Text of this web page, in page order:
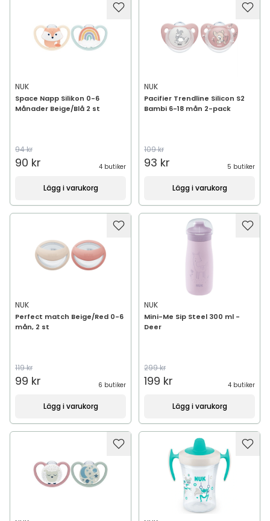
NUK
Space Napp Silikon 0-6
Månader Beige/Blå 2 st
94 kr
90 kr 4 butiker
Lägg i varukorg
NUK
Pacifier Trendline Silicon S2
Bambi 6-18 mån 2-pack
109 kr
93 kr 5 butiker
Lägg i varukorg
NUK
Perfect match Beige/Red 0-6
mån, 2 st
119 kr
99 kr 6 butiker
Lägg i varukorg
NUK
Mini-Me Sip Steel 300 ml -
Deer
299 kr
199 kr 4 butiker
Lägg i varukorg